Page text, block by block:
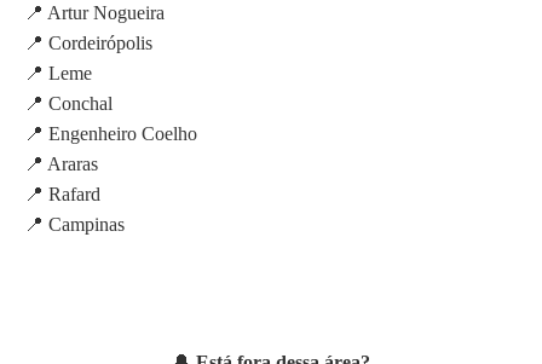
📍 Artur Nogueira
📍 Cordeirópolis
📍 Leme
📍 Conchal
📍 Engenheiro Coelho
📍 Araras
📍 Rafard
📍 Campinas